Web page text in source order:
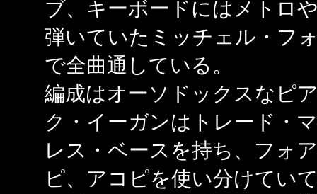
ブ、キーボードにはメトロ
弾いていたミッチェル・フ
で全曲通している。
編成はオーソドックスなピ
ク・イーガンはトレード・
レス・ベースを持ち、フォ
ピ、アコピを使い分けてい